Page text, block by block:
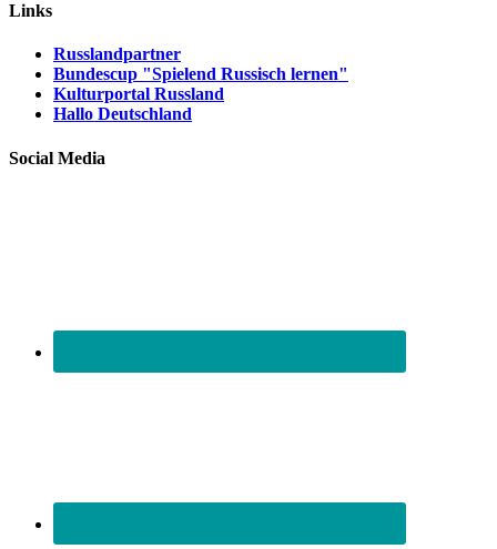
Links
Russlandpartner
Bundescup "Spielend Russisch lernen"
Kulturportal Russland
Hallo Deutschland
Social Media